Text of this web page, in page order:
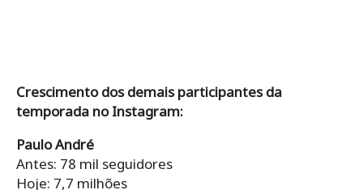
Crescimento dos demais participantes da
temporada no Instagram:
Paulo André
Antes: 78 mil seguidores
Hoje: 7,7 milhões